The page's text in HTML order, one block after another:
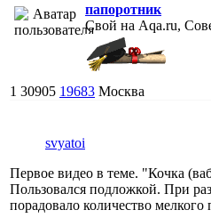
папоротник
Свой на Aqa.ru,
1 30905 19683 Москва
svyatoi
Первое видео в теме. "Кочка
Пользовался подложкой. При
порадовало количество мелкого